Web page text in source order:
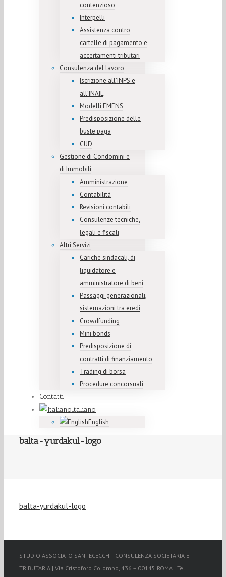
contenzioso
Interpelli
Assistenza contro
cartelle di pagamento e
accertamenti tributari
Consulenza del lavoro
Iscrizione all’INPS e
all’INAIL
Modelli EMENS
Predisposizione delle
buste paga
CUD
Gestione di Condomini e
di Immobili
Amministrazione
Contabilità
Revisioni contabili
Consulenze tecniche,
legali e fiscali
Altri Servizi
Cariche sindacali, di
liquidatore e
amministratore di beni
Passaggi generazionali,
sistemazioni tra eredi
Crowdfunding
Mini bonds
Predisposizione di
contratti di finanziamento
Trading di borsa
Procedure concorsuali
Contatti
Italiano
English
balta-yurdakul-logo
balta-yurdakul-logo
STUDIO ASSOCIATO SANTECECCHI - CONSULENZA SOCIETARIA E
TRIBUTARIA | Via Cristoforo Colombo, 436 – 00145 ROMA | Tel.